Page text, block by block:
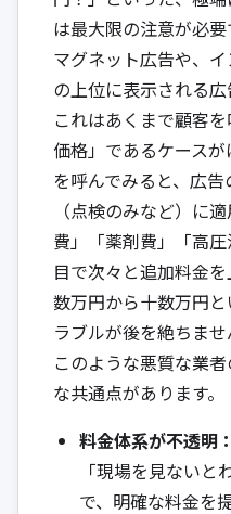
は最大限の注意が必
マグネット広告や、
の上位に表示される広
これはあくまで顧客
価格」であるケース
を呼んでみると、広
（点検のみなど）に
費」「薬剤費」「高
目で次々と追加料金
数万円から十数万円
ラブルが後を絶ちませ
このような悪質な業
な共通点があります。
料金体系が不透明：
「現場を見ないと
で、明確な料金を